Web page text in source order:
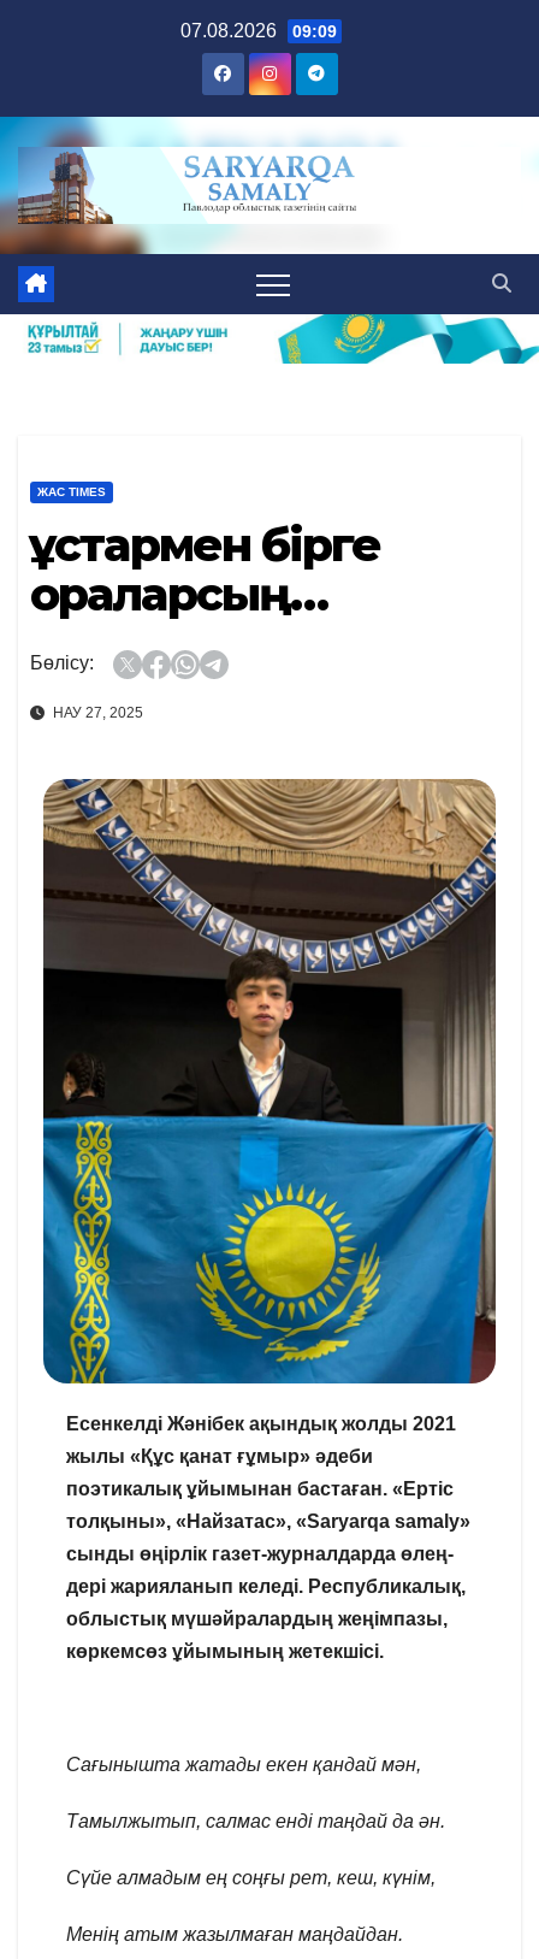
07.08.2026 09:09
ЖАС TIMES
Құстармен бірге
ораларсың…
Бөлісу:
НАУ 27, 2025
Есенкелді Жәнібек ақындық жолды 2021
жылы «Құс қанат ғұмыр» әдеби
поэтикалық ұйымынан бастаған. «Ертіс
толқыны», «Найзатас», «Saryarqa samaly»
сынды өңірлік газет-журналдарда өлең-
дері жарияланып келеді. Республикалық,
облыстық мүшәйралардың жеңімпазы,
көркемсөз ұйымының жетекшісі.
Сағынышта жатады екен қандай мән,
Тамылжытып, салмас енді таңдай да ән.
Сүйе алмадым ең соңғы рет, кеш, күнім,
Менің атым жазылмаған маңдайдан.